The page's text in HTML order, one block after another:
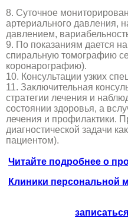
8. Суточное
артериального давления,
давлением,
9. По показаниям дается
спиральную томографию
коронарографию).
10. Консультации узких
11. Заключительная
стратегии лечения и
состоянии здоровья, а
лечения и профилактики.
диагностической задачи
пациентом).
Читайте подробнее о
Клиники персональной